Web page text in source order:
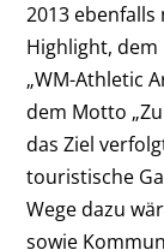
2013
Highlight,
„WM-Athletic
dem Motto
das Ziel
touristische
Wege dazu
sowie